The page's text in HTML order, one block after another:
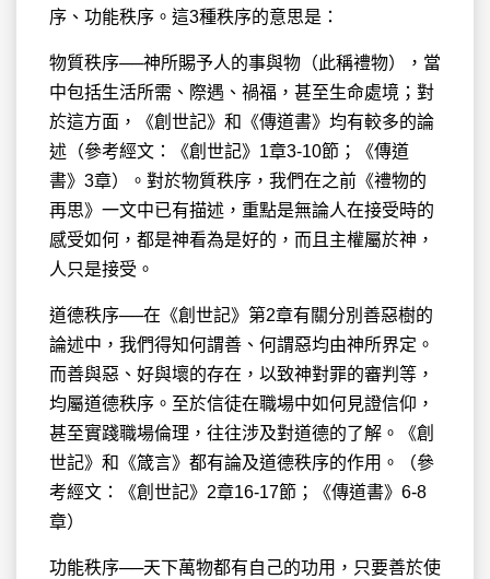
序、功能秩序。這3種秩序的意思是：
物質秩序──神所賜予人的事與物（此稱禮物），當
中包括生活所需、際遇、禍福，甚至生命處境；對
於這方面，《創世記》和《傳道書》均有較多的論
述（參考經文：《創世記》1章3-10節；《傳道
書》3章）。對於物質秩序，我們在之前《禮物的
再思》一文中已有描述，重點是無論人在接受時的
感受如何，都是神看為是好的，而且主權屬於神，
人只是接受。
道德秩序──在《創世記》第2章有關分別善惡樹的
論述中，我們得知何謂善、何謂惡均由神所界定。
而善與惡、好與壞的存在，以致神對罪的審判等，
均屬道德秩序。至於信徒在職場中如何見證信仰，
甚至實踐職場倫理，往往涉及對道德的了解。《創
世記》和《箴言》都有論及道德秩序的作用。（參
考經文：《創世記》2章16-17節；《傳道書》6-8
章）
功能秩序──天下萬物都有自己的功用，只要善於使